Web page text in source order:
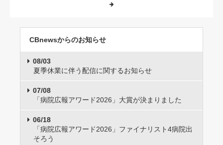
CBnewsからのお知らせ
08/03
夏季休業に伴う配信に関するお知らせ
07/08
「病院広報アワード2026」大賞が決まりました
06/18
「病院広報アワード2026」ファイナリスト4病院出
そろう